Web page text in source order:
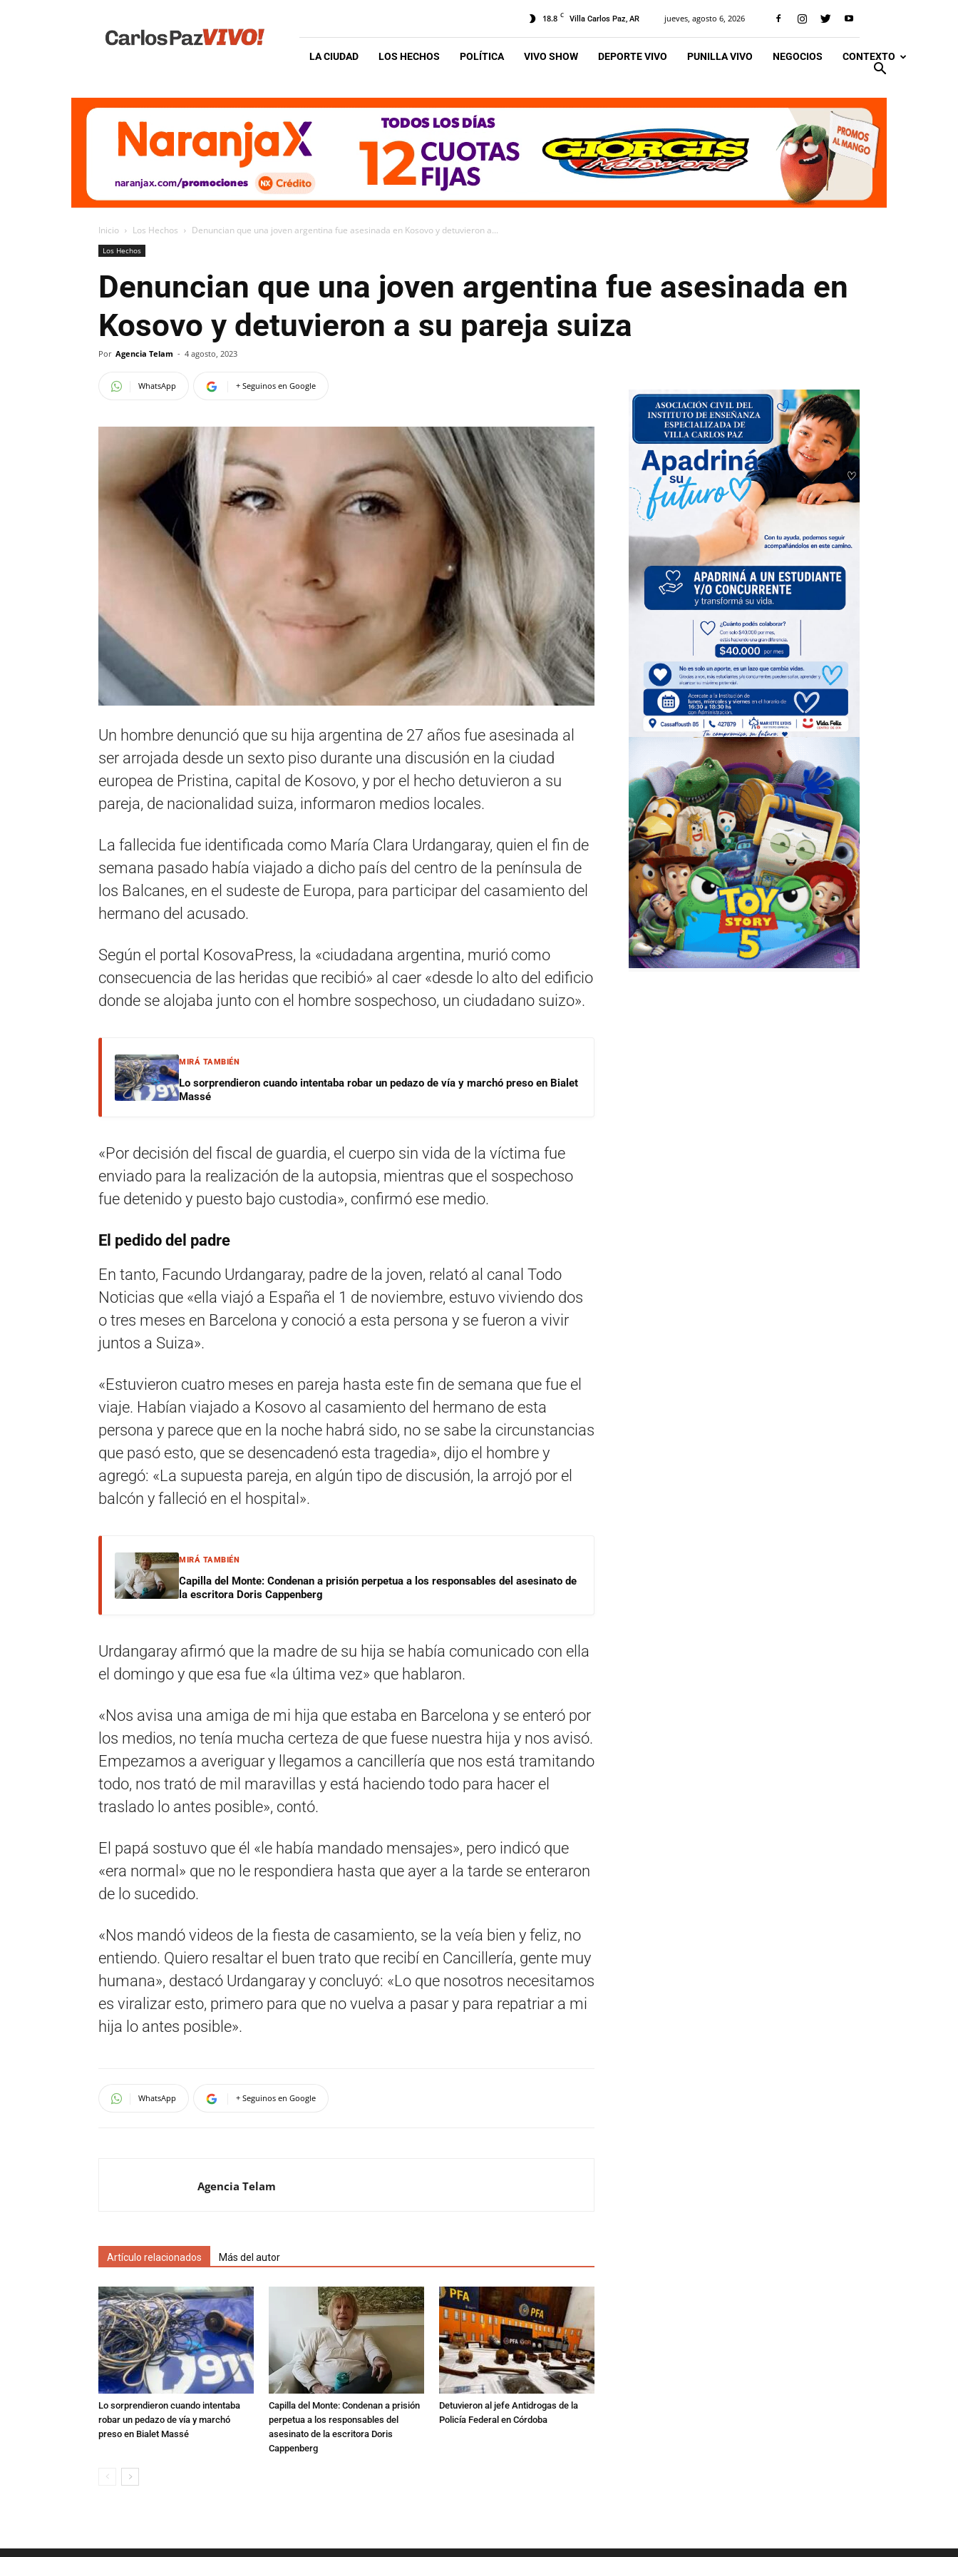
Vivo
18.8 C Villa Carlos Paz, AR jueves, agosto 6, 2026
LA CIUDAD LOS HECHOS POLÍTICA VIVO SHOW DEPORTE VIVO PUNILLA VIVO NEGOCIOS CONTEXTO
Inicio Los Hechos Denuncian que una joven argentina fue asesinada en Kosovo y detuvieron a...
Los Hechos
Denuncian que una joven argentina fue asesinada en
Kosovo y detuvieron a su pareja suiza
Por Agencia Telam - 4 agosto, 2023
WhatsApp + Seguinos en Google
Un hombre denunció que su hija argentina de 27 años fue asesinada al
ser arrojada desde un sexto piso durante una discusión en la ciudad
europea de Pristina, capital de Kosovo, y por el hecho detuvieron a su
pareja, de nacionalidad suiza, informaron medios locales.
La fallecida fue identificada como María Clara Urdangaray, quien el fin de
semana pasado había viajado a dicho país del centro de la península de
los Balcanes, en el sudeste de Europa, para participar del casamiento del
hermano del acusado.
Según el portal KosovaPress, la «ciudadana argentina, murió como
consecuencia de las heridas que recibió» al caer «desde lo alto del edificio
donde se alojaba junto con el hombre sospechoso, un ciudadano suizo».
MIRÁ TAMBIÉN
Lo sorprendieron cuando intentaba robar un pedazo de vía y marchó preso en Bialet
Massé
«Por decisión del fiscal de guardia, el cuerpo sin vida de la víctima fue
enviado para la realización de la autopsia, mientras que el sospechoso
fue detenido y puesto bajo custodia», confirmó ese medio.
El pedido del padre
En tanto, Facundo Urdangaray, padre de la joven, relató al canal Todo
Noticias que «ella viajó a España el 1 de noviembre, estuvo viviendo dos
o tres meses en Barcelona y conoció a esta persona y se fueron a vivir
juntos a Suiza».
«Estuvieron cuatro meses en pareja hasta este fin de semana que fue el
viaje. Habían viajado a Kosovo al casamiento del hermano de esta
persona y parece que en la noche habrá sido, no se sabe la circunstancias
que pasó esto, que se desencadenó esta tragedia», dijo el hombre y
agregó: «La supuesta pareja, en algún tipo de discusión, la arrojó por el
balcón y falleció en el hospital».
MIRÁ TAMBIÉN
Capilla del Monte: Condenan a prisión perpetua a los responsables del asesinato de
la escritora Doris Cappenberg
Urdangaray afirmó que la madre de su hija se había comunicado con ella
el domingo y que esa fue «la última vez» que hablaron.
«Nos avisa una amiga de mi hija que estaba en Barcelona y se enteró por
los medios, no tenía mucha certeza de que fuese nuestra hija y nos avisó.
Empezamos a averiguar y llegamos a cancillería que nos está tramitando
todo, nos trató de mil maravillas y está haciendo todo para hacer el
traslado lo antes posible», contó.
El papá sostuvo que él «le había mandado mensajes», pero indicó que
«era normal» que no le respondiera hasta que ayer a la tarde se enteraron
de lo sucedido.
«Nos mandó videos de la fiesta de casamiento, se la veía bien y feliz, no
entiendo. Quiero resaltar el buen trato que recibí en Cancillería, gente muy
humana», destacó Urdangaray y concluyó: «Lo que nosotros necesitamos
es viralizar esto, primero para que no vuelva a pasar y para repatriar a mi
hija lo antes posible».
WhatsApp + Seguinos en Google
Agencia Telam
Artículo relacionados Más del autor
Lo sorprendieron cuando intentaba
robar un pedazo de vía y marchó
preso en Bialet Massé
Capilla del Monte: Condenan a prisión
perpetua a los responsables del
asesinato de la escritora Doris
Cappenberg
Detuvieron al jefe Antidrogas de la
Policía Federal en Córdoba